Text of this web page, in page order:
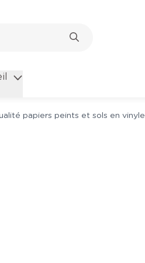
papiers peints et sols en vinyle